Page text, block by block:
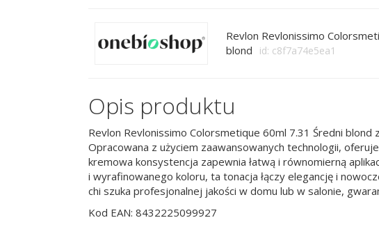
Revlon Revlonissimo
blond
id: c8f7a74e5ea1
Opis produktu
Revlon Revlonissimo Colorsmetique 60ml 7.31 Średni
Opracowana z użyciem zaawansowanych technologii,
kremowa konsystencja zapewnia łatwą i równomierną
i wyrafinowanego koloru, ta tonacja łączy elegancję i
chi szuka profesjonalnej jakości w domu lub w salonie,
Kod EAN: 8432225099927